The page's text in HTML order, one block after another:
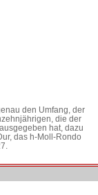
den Umfang, der
die der
hat, dazu
das h-Moll-Rondo